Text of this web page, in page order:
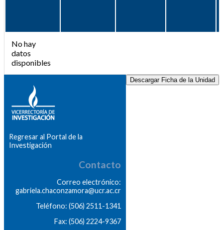
No hay
datos
disponibles
Descargar Ficha de la Unidad
Regresar al Portal de la
Investigación
Contacto
Correo electrónico:
gabriela.chaconzamora@ucr.ac.cr
Teléfono: (506) 2511-1341
Fax: (506) 2224-9367